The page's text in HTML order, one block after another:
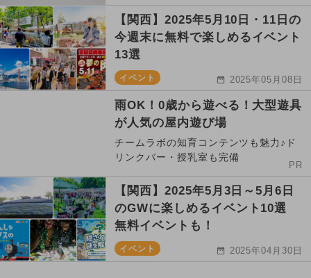
【関西】2025年5月10日・11日の
今週末に無料で楽しめるイベント
13選
イベント 2025年05月08日
雨OK！0歳から遊べる！大型遊具
が人気の屋内遊び場
チームラボの知育コンテンツも魅力♪ド
リンクバー・授乳室も完備
PR
【関西】2025年5月3日～5月6日
のGWに楽しめるイベント10選
無料イベントも！
イベント 2025年04月30日